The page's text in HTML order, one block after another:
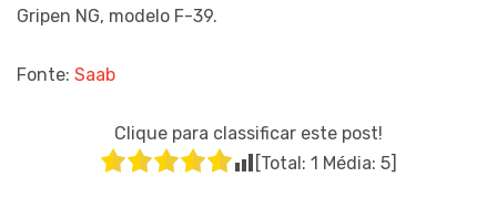
Gripen NG, modelo F-39.
Fonte: Saab
Clique para classificar este post!
[Total: 1 Média: 5]